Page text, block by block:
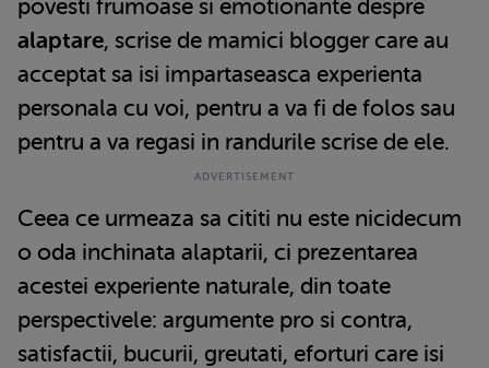
povesti frumoase si emotionante despre
alaptare, scrise de mamici blogger care au
acceptat sa isi impartaseasca experienta
personala cu voi, pentru a va fi de folos sau
pentru a va regasi in randurile scrise de ele.
Ceea ce urmeaza sa cititi nu este nicidecum
o oda inchinata alaptarii, ci prezentarea
acestei experiente naturale, din toate
perspectivele: argumente pro si contra,
satisfactii, bucurii, greutati, eforturi care isi